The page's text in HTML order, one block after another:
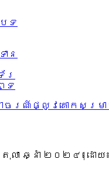
ទ
ន
រ
ទ
រណ៍ផ្លូវគោកសម្រា
លា ឆ្នាំ ២០២៤ | ដោយ៖